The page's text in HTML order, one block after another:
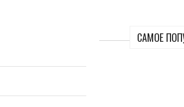
САМОЕ